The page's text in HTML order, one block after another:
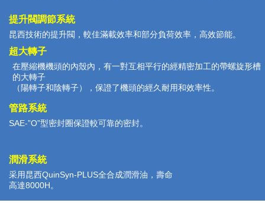
提升閥調節系統
昆西技術的提升閥，較佳滿載效率和部分負荷效率，高效節能。
超大轉子
在壓縮機機頭的內殼內，有一對互相平行的經精密加工的帶螺旋形槽
的大轉子
（陽轉子和陰轉子），保證了機頭的經久耐用和效率性。
管路系統
SAE-”O”型密封圈保證較可靠的密封。
潤滑系統
采用昆西QuinSyn-PLUS全合成潤滑油，壽命
高達8000H。